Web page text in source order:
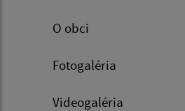
O obci
Fotogaléria
Videogaléria